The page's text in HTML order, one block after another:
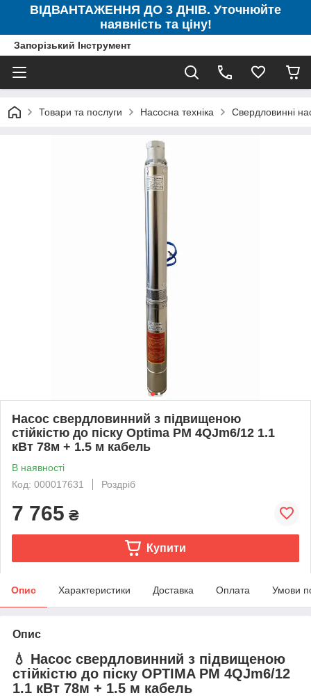
ВІДВАНТАЖЕННЯ ДО 3 ДНІВ. Уточнюйте
наявність та ціну!
Запорізький Інструмент
Товари та послуги Насосна техніка Свердловинні
Насос свердловинний з підвищеною
стійкістю до піску Optima PM 4QJm6/12 1.1
кВт 78м + 1.5 м кабель
В наявності
Код: 000017631
Роздріб
7 765 ₴
Купити
Опис Характеристики Доставка Оплата Умови
Опис
💧 Насос свердловинний з підвищеною
стійкістю до піску OPTIMA PM 4QJm6/12
1.1 кВт 78м + 1.5 м кабель